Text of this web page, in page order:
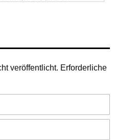
veröffentlicht. Erforderliche